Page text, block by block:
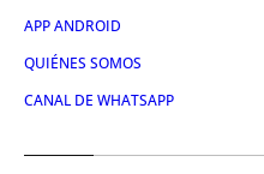
APP ANDROID
QUIÉNES SOMOS
CANAL DE WHATSAPP